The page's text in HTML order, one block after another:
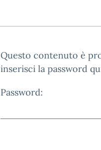
Questo contenuto è
inserisci la password
Password: